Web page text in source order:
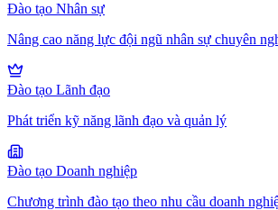
Đào tạo Nhân sự
Nâng cao năng lực đội ngũ nhân sự chuyên
Đào tạo Lãnh đạo
Phát triển kỹ năng lãnh đạo và quản lý
Đào tạo Doanh nghiệp
Chương trình đào tạo theo nhu cầu doanh